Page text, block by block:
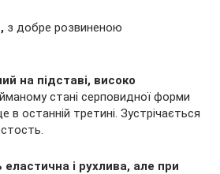
з добре розвиненою
на підставі, високо
стані серповидної форми
в останній третині. Зустрічається
і рухлива, але при